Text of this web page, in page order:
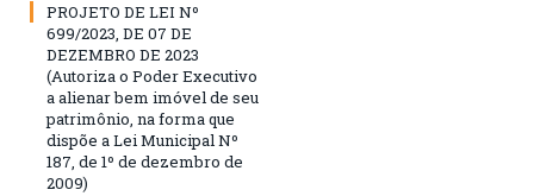
PROJETO DE LEI Nº
699/2023, DE 07 DE
DEZEMBRO DE 2023
(Autoriza o Poder Executivo
a alienar bem imóvel de seu
patrimônio, na forma que
dispõe a Lei Municipal Nº
187, de 1º de dezembro de
2009)